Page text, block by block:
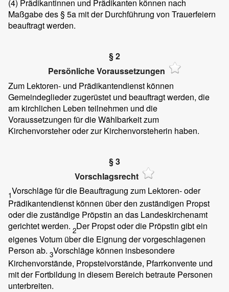
(4) Prädikantinnen und Prädikanten können nach
Maßgabe des § 5a mit der Durchführung von Trauerfeiern
beauftragt werden.
§ 2
Persönliche Voraussetzungen
Zum Lektoren- und Prädikantendienst können
Gemeindeglieder zugerüstet und beauftragt werden, die
am kirchlichen Leben teilnehmen und die
Voraussetzungen für die Wählbarkeit zum
Kirchenvorsteher oder zur Kirchenvorsteherin haben.
§ 3
Vorschlagsrecht
1Vorschläge für die Beauftragung zum Lektoren- oder
Prädikantendienst können über den zuständigen Propst
oder die zuständige Pröpstin an das Landeskirchenamt
gerichtet werden. 2Der Propst oder die Pröpstin gibt ein
eigenes Votum über die Eignung der vorgeschlagenen
Person ab. 3Vorschläge können insbesondere
Kirchenvorstände, Propsteivorstände, Pfarrkonvente und
mit der Fortbildung in diesem Bereich betraute Personen
unterbreiten.